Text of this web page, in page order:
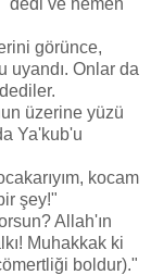
görünce,
uyandı. Onlar da
üzerine yüzü
Ya'kub'u
kocam
şey!"
Allah'ın
Muhakkak ki
boldur)."